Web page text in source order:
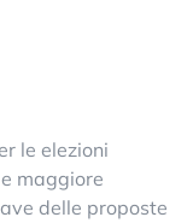
le elezioni
maggiore
delle proposte